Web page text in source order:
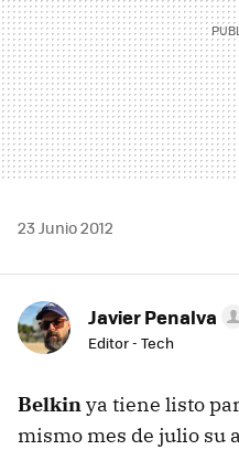
23 Junio 2012
Javier Penalva
Editor - Tech
Belkinya tiene listo
mismo mes de julio su